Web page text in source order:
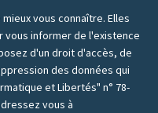
vous connaître. Elles
informer de l'existence
d'un droit d'accès, de
des données qui
et Libertés" n° 78-
vous à